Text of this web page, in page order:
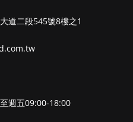
道二段545號8樓之1
週五09:00-18:00